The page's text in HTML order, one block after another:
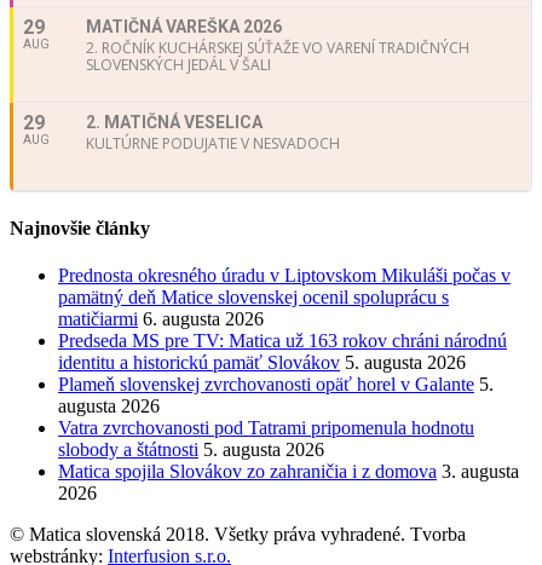
29
AUG
MATIČNÁ VAREŠKA 2026
2. ROČNÍK KUCHÁRSKEJ SÚŤAŽE VO VARENÍ TRADIČNÝCH
SLOVENSKÝCH JEDÁL V ŠALI
29
AUG
2. MATIČNÁ VESELICA
KULTÚRNE PODUJATIE V NESVADOCH
Najnovšie články
Prednosta okresného úradu v Liptovskom Mikuláši počas v
pamätný deň Matice slovenskej ocenil spoluprácu s
matičiarmi 6. augusta 2026
Predseda MS pre TV: Matica už 163 rokov chráni národnú
identitu a historickú pamäť Slovákov 5. augusta 2026
Plameň slovenskej zvrchovanosti opäť horel v Galante 5.
augusta 2026
Vatra zvrchovanosti pod Tatrami pripomenula hodnotu
slobody a štátnosti 5. augusta 2026
Matica spojila Slovákov zo zahraničia i z domova 3. augusta
2026
© Matica slovenská 2018. Všetky práva vyhradené. Tvorba
webstránky: Interfusion s.r.o.